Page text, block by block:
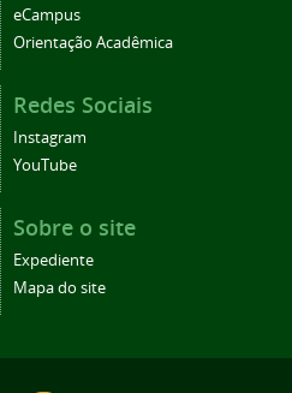
eCampus
Orientação Acadêmica
Redes Sociais
Instagram
YouTube
Sobre o site
Expediente
Mapa do site